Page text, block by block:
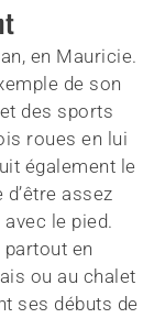
en Mauricie.
de son
des sports
roues en lui
également le
assez
le pied.
partout en
ou au chalet
ses débuts de